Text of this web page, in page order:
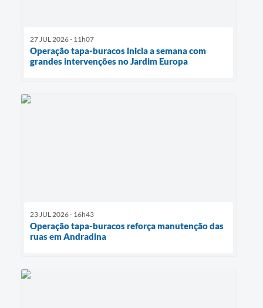
27 JUL 2026 - 11h07
Operação tapa-buracos inicia a semana com
grandes intervenções no Jardim Europa
23 JUL 2026 - 16h43
Operação tapa-buracos reforça manutenção das
ruas em Andradina